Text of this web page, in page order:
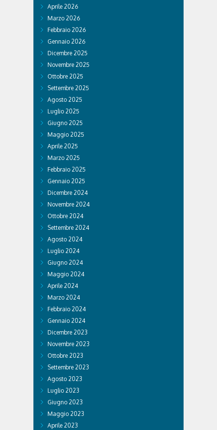
Aprile 2026
Marzo 2026
Febbraio 2026
Gennaio 2026
Dicembre 2025
Novembre 2025
Ottobre 2025
Settembre 2025
Agosto 2025
Luglio 2025
Giugno 2025
Maggio 2025
Aprile 2025
Marzo 2025
Febbraio 2025
Gennaio 2025
Dicembre 2024
Novembre 2024
Ottobre 2024
Settembre 2024
Agosto 2024
Luglio 2024
Giugno 2024
Maggio 2024
Aprile 2024
Marzo 2024
Febbraio 2024
Gennaio 2024
Dicembre 2023
Novembre 2023
Ottobre 2023
Settembre 2023
Agosto 2023
Luglio 2023
Giugno 2023
Maggio 2023
Aprile 2023